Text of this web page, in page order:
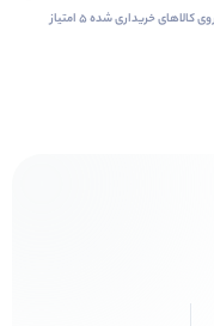
شمـا هـم دربـاره ایـن کــالا دیــدگاه ثبــت کنید، بــا ثبــت‌دیـدگاه بر روی کالاهای خریداری شده ۵ امتیاز